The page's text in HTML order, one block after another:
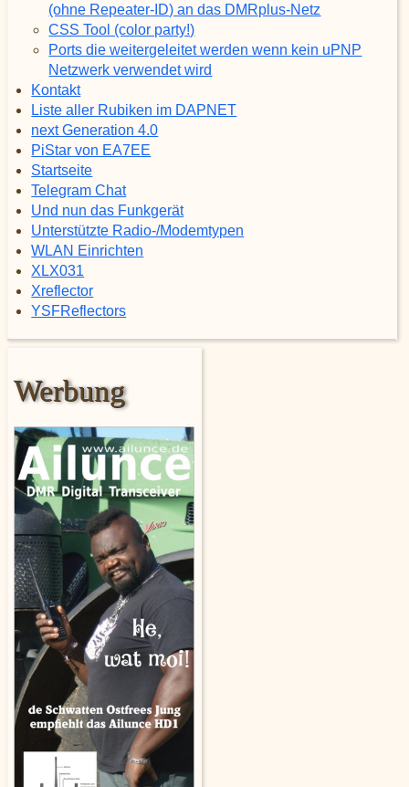
(ohne Repeater-ID) an das DMRplus-Netz
CSS Tool (color party!)
Ports die weitergeleitet werden wenn kein uPNP
Netzwerk verwendet wird
Kontakt
Liste aller Rubiken im DAPNET
next Generation 4.0
PiStar von EA7EE
Startseite
Telegram Chat
Und nun das Funkgerät
Unterstützte Radio-/Modemtypen
WLAN Einrichten
XLX031
Xreflector
YSFReflectors
Werbung